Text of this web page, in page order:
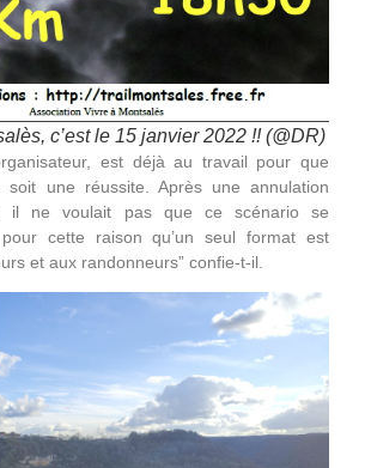
c’est le 15 janvier 2022 !! (@DR)
est déjà au travail pour que
soit une réussite. Après une annulation
il ne voulait pas que ce scénario se
pour cette raison qu’un seul format est
et aux randonneurs” confie-t-il.